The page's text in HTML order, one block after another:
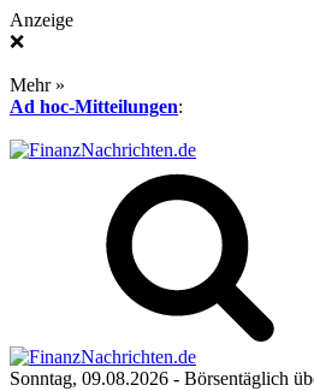
Anzeige
❌
Mehr »
Ad hoc-Mitteilungen:
Sonntag, 09.08.2026 - Börsentäglich